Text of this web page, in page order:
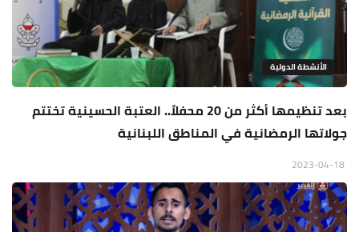
الأنشطة الدولية
بعد تنظيمها أكثر من 20 محفلاً.. العتبة الحسينية تختتم
جولاتها الرمضانية في المناطق اللبنانية